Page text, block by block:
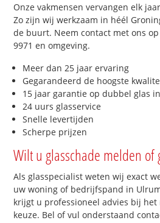
Onze vakmensen vervangen elk
Zo zijn wij werkzaam in héél
de buurt. Neem contact met ons
9971 en omgeving.
Meer dan 25 jaar ervaring
Gegarandeerd de hoogste
15 jaar garantie op dubbel glas
24 uurs glasservice
Snelle levertijden
Scherpe prijzen
Wilt u glasschade melden of
Als glasspecialist weten wij exact
uw woning of bedrijfspand in
krijgt u professioneel advies bij het
keuze. Bel of vul onderstaand